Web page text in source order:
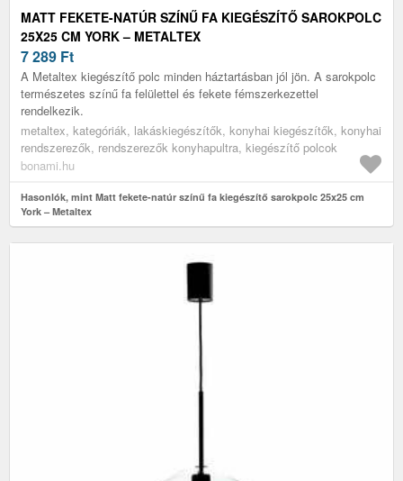
MATT FEKETE-NATÚR SZÍNŰ FA KIEGÉSZÍTŐ SAROKPOLC
25X25 CM YORK – METALTEX
7 289 Ft
A Metaltex kiegészítő polc minden háztartásban jól jön. A sarokpolc
természetes színű fa felülettel és fekete fémszerkezettel
rendelkezik.
metaltex, kategóriák, lakáskiegészítők, konyhai kiegészítők, konyhai
rendszerezők, rendszerezők konyhapultra, kiegészítő polcok
bonami.hu
Hasonlók, mint Matt fekete-natúr színű fa kiegészítő sarokpolc 25x25 cm
York – Metaltex